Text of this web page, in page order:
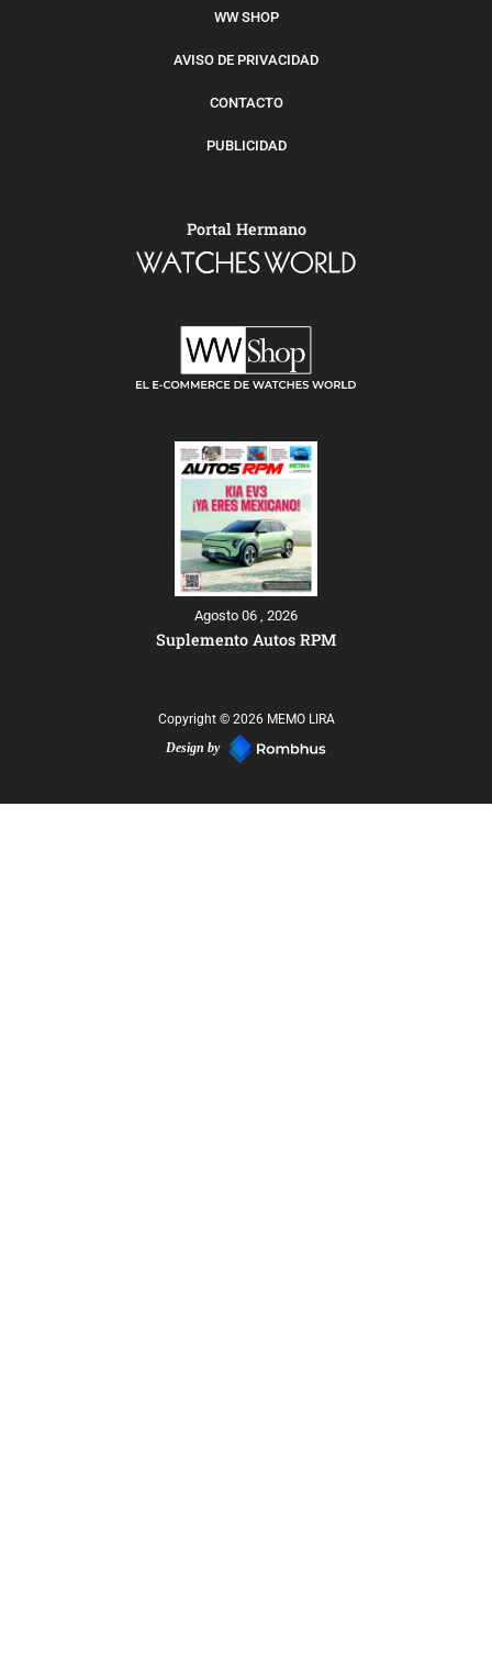
WW SHOP
AVISO DE PRIVACIDAD
CONTACTO
PUBLICIDAD
Portal Hermano
Agosto 06 , 2026
Suplemento Autos RPM
Copyright © 2026 MEMO LIRA
Design by